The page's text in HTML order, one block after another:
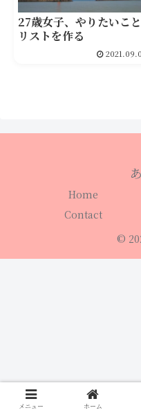
27歳女子、やりたいこと
リストを作る
Home
Contact
©
メニュー ホーム